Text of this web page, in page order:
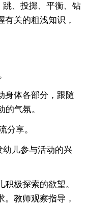
跳、投掷、平衡、钻
关的粗浅知识，
身体各部分，跟随
气氛。
分享。
幼儿参与活动的兴
积极探索的欲望。
教师观察指导，